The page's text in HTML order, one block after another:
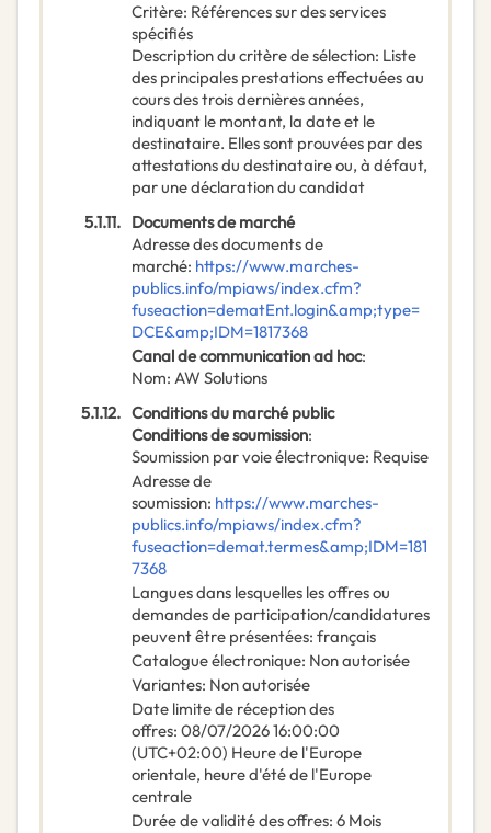
Critère: Références sur des services
spécifiés
Description du critère de sélection: Liste
des principales prestations effectuées au
cours des trois dernières années,
indiquant le montant, la date et le
destinataire. Elles sont prouvées par des
attestations du destinataire ou, à défaut,
par une déclaration du candidat
5.1.11. Documents de marché
Adresse des documents de
marché: https://www.marches-
publics.info/mpiaws/index.cfm?
fuseaction=dematEnt.login&amp;type=
DCE&amp;IDM=1817368
Canal de communication ad hoc:
Nom: AW Solutions
5.1.12. Conditions du marché public
Conditions de soumission:
Soumission par voie électronique: Requise
Adresse de
soumission: https://www.marches-
publics.info/mpiaws/index.cfm?
fuseaction=demat.termes&amp;IDM=181
7368
Langues dans lesquelles les offres ou
demandes de participation/candidatures
peuvent être présentées: français
Catalogue électronique: Non autorisée
Variantes: Non autorisée
Date limite de réception des
offres: 08/07/202616:00:00
(UTC+02:00) Heure de l'Europe
orientale, heure d'été de l'Europe
centrale
Durée de validité des offres: 6 Mois